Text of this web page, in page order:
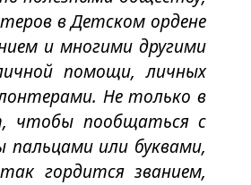
в Детском ордене
и многими другими
помощи, личных
Не только в
чтобы пообщаться с
или буквами,
гордится званием,